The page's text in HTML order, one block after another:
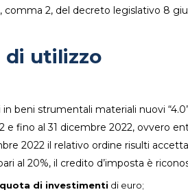
comma 2, del decreto legislativo 8
di utilizzo
beni strumentali materiali nuovi
e fino al 31 dicembre 2022, ovvero
2022 il relativo ordine risulti
al 20%, il credito d’imposta è
di investimenti di euro;